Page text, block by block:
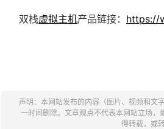
双栈虚拟主机产品链接： https://
声明：本网站发布的内容（图片、视频和文
一时间删除。文章观点不代表本网站立场
得转载，或